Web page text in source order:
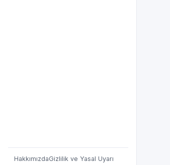
HakkımızdaGizlilik ve Yasal Uyarı